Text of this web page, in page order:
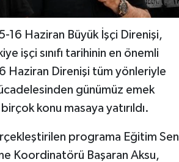
16 Haziran Büyük İşçi Direnişi,
işçi sınıfı tarihinin en önemli
Haziran Direnişi tüm yönleriyle
günümüz emek
konu masaya yatırıldı.
programa Eğitim Sen
Koordinatörü Başaran Aksu,